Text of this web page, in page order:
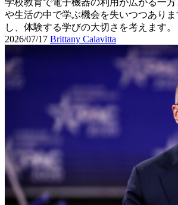
や生活の中で学ぶ機会を失いつつあり
し、体験する学びの大切さを考えます。
2026/07/17 Brittany Calavitta